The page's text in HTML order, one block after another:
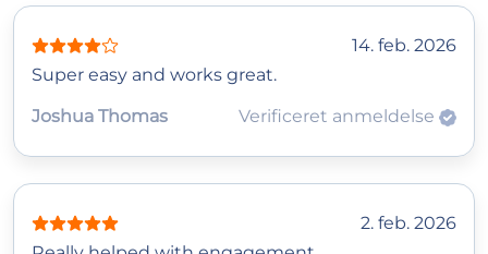
14. feb. 2026
Super easy and works great.
Joshua Thomas
Verificeret anmeldelse
2. feb. 2026